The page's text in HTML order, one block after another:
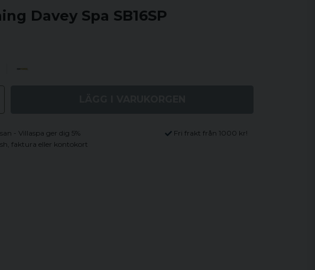
Davey Spa SB16SP
- Villaspa ger dig 5%
Fri frakt från 1000 kr!
faktura eller kontokort